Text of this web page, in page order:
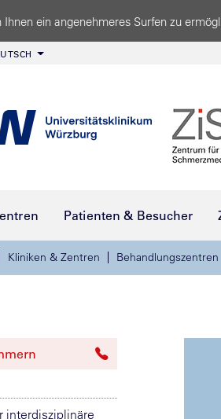
ein angenehmeres Surfen zu
Patienten & Besucher
Kliniken & Zentren Behandlungszentren
interdisziplinäre